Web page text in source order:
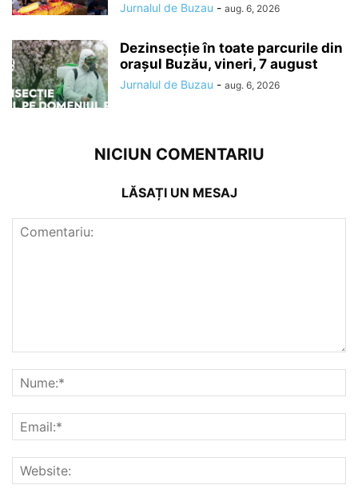
Jurnalul de Buzau - aug. 6, 2026
Dezinsecție în toate parcurile din
orașul Buzău, vineri, 7 august
Jurnalul de Buzau - aug. 6, 2026
NICIUN COMENTARIU
LĂSAȚI UN MESAJ